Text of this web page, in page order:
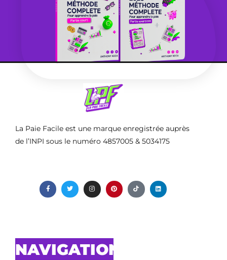
La Paie Facile est une marque enregistrée auprès
de l’INPI sous le numéro 4857005 & 5034175
NAVIGATION